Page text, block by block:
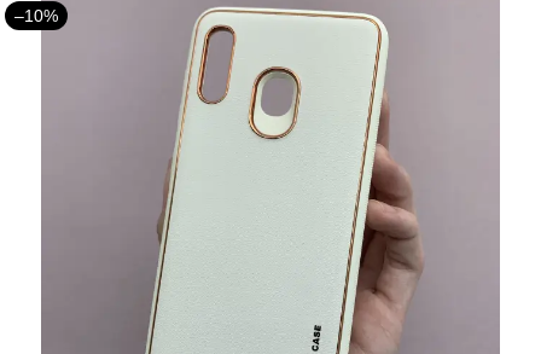
–10%